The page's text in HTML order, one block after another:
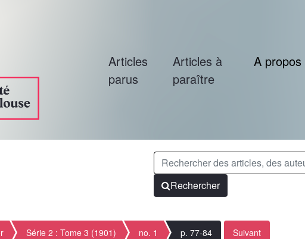
Articles
parus
Articles à
paraître
A propos
Rechercher
Série 2 : Tome 3 (1901) no. 1 p. 77-84 Suivant